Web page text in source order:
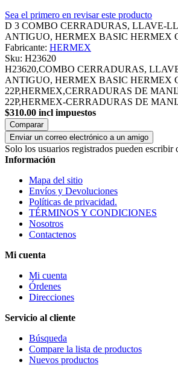
Sea el primero en revisar este producto
D 3 COMBO CERRADURAS, LLAVE-
ANTIGUO, HERMEX BASIC HERMEX
Fabricante: HERMEX
Sku: H23620
H23620,COMBO CERRADURAS,
ANTIGUO, HERMEX BASIC HERMEX
22P,HERMEX,CERRADURAS DE
22P,HERMEX-CERRADURAS DE
$310.00 incl impuestos
Comparar
Enviar un correo electrónico a un amigo
Solo los usuarios registrados pueden escribir
Información
Mapa del sitio
Envíos y Devoluciones
Políticas de privacidad.
TÉRMINOS Y CONDICIONES
Nosotros
Contactenos
Mi cuenta
Mi cuenta
Órdenes
Direcciones
Servicio al cliente
Búsqueda
Compare la lista de productos
Nuevos productos